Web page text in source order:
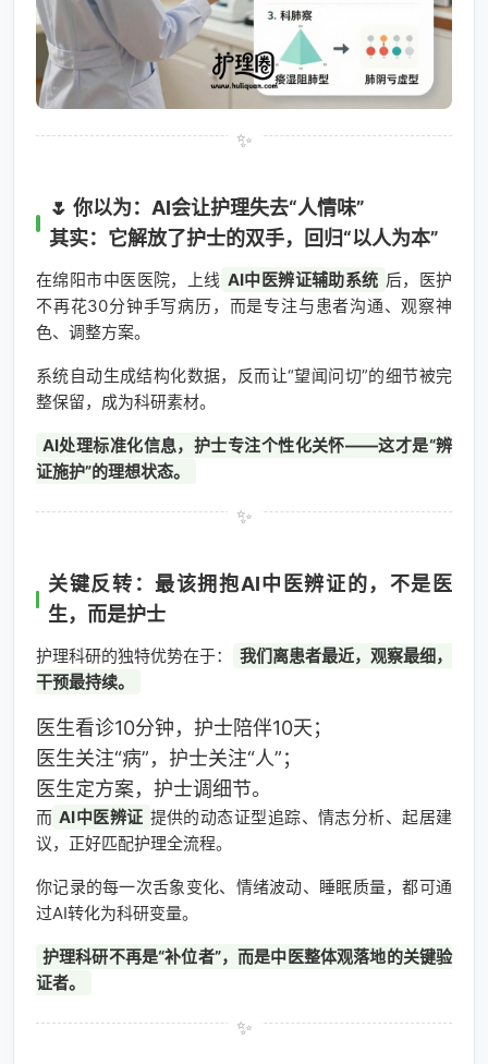
🌷 你以为：AI会让护理失去“人情味”
其实：它解放了护士的双手，回归“以人为本”
在绵阳市中医医院，上线 AI中医辨证辅助系统 后，医护
不再花30分钟手写病历，而是专注与患者沟通、观察神
色、调整方案。
系统自动生成结构化数据，反而让“望闻问切”的细节被完
整保留，成为科研素材。
AI处理标准化信息，护士专注个性化关怀——这才是“辨
证施护”的理想状态。
关键反转：最该拥抱AI中医辨证的，不是医
生，而是护士
护理科研的独特优势在于：
我们离患者最近，观察最细，
干预最持续。
医生看诊10分钟，护士陪伴10天；
医生关注“病”，护士关注“人”；
医生定方案，护士调细节。
而 AI中医辨证 提供的动态证型追踪、情志分析、起居建
议，正好匹配护理全流程。
你记录的每一次舌象变化、情绪波动、睡眠质量，都可通
过AI转化为科研变量。
护理科研不再是“补位者”，而是中医整体观落地的关键验
证者。